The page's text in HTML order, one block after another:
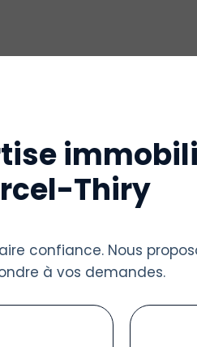
Thiry
confiance. Nous
à vos demandes.